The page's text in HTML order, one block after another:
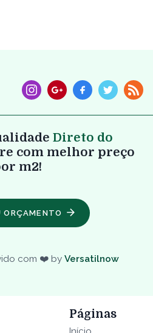
Direto do
com melhor preço
m2!
ORÇAMENTO
com ❤️ by Versatilnow
Páginas